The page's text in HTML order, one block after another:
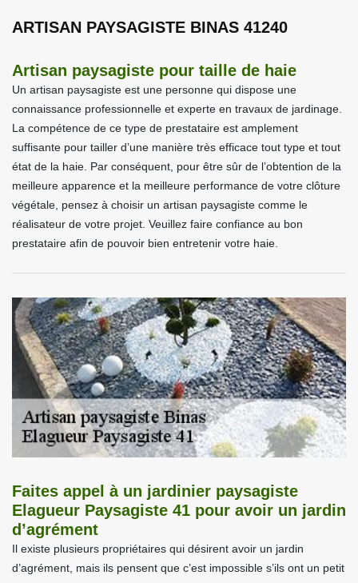
ARTISAN PAYSAGISTE BINAS 41240
Artisan paysagiste pour taille de haie
Un artisan paysagiste est une personne qui dispose une
connaissance professionnelle et experte en travaux de jardinage.
La compétence de ce type de prestataire est amplement
suffisante pour tailler d’une manière très efficace tout type et tout
état de la haie. Par conséquent, pour être sûr de l’obtention de la
meilleure apparence et la meilleure performance de votre clôture
végétale, pensez à choisir un artisan paysagiste comme le
réalisateur de votre projet. Veuillez faire confiance au bon
prestataire afin de pouvoir bien entretenir votre haie.
Faites appel à un jardinier paysagiste
Elagueur Paysagiste 41 pour avoir un jardin
d’agrément
Il existe plusieurs propriétaires qui désirent avoir un jardin
d’agrément, mais ils pensent que c’est impossible s’ils ont un petit